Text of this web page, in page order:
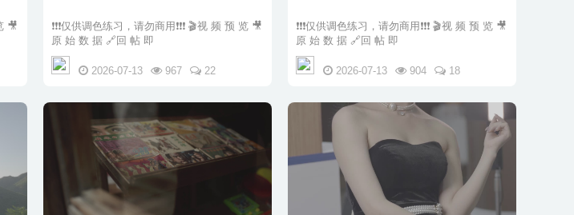
❗❗❗仅供调色练习，请勿商用❗❗❗ 🎬视 频 预 览 🎥
原 始 数 据 🔗回 帖 即
2026-07-13 967 22
❗❗❗仅供调色练习，请勿商用❗❗❗ 🎬视 频 预 览 🎥
原 始 数 据 🔗回 帖 即
2026-07-13 904 18